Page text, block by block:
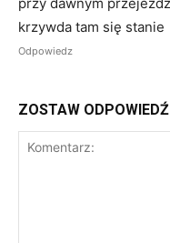
przy dawnym
krzywda tam się stanie
Odpowiedz
ZOSTAW ODPOWIEDŹ